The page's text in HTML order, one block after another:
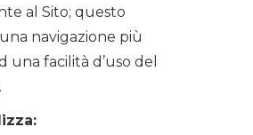
al Sito; questo
navigazione più
una facilità d’uso del